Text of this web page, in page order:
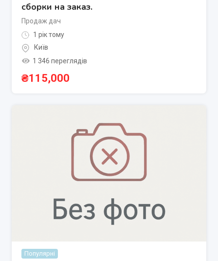
сборки на заказ.
Продаж дач
1 рік тому
Київ
1 346 переглядів
₴115,000
Популярні